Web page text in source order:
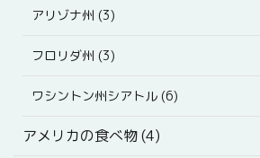
アリゾナ州 (3)
フロリダ州 (3)
ワシントン州シアトル (6)
アメリカの食べ物 (4)